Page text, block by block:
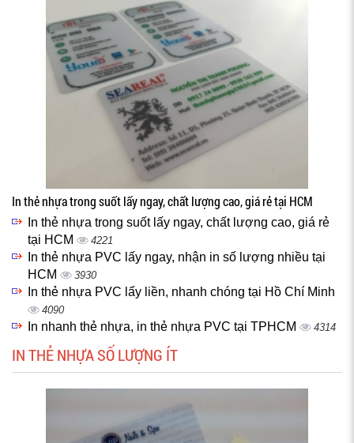
In thẻ nhựa trong suốt lấy ngay, chất lượng cao, giá rẻ tại HCM
In thẻ nhựa trong suốt lấy ngay, chất lượng cao, giá rẻ
tại HCM
4221
In thẻ nhựa PVC lấy ngay, nhận in số lượng nhiều tại
HCM
3930
In thẻ nhựa PVC lấy liền, nhanh chóng tại Hồ Chí Minh
4090
In nhanh thẻ nhựa, in thẻ nhựa PVC tại TPHCM 4314
IN THẺ NHỰA SỐ LƯỢNG ÍT